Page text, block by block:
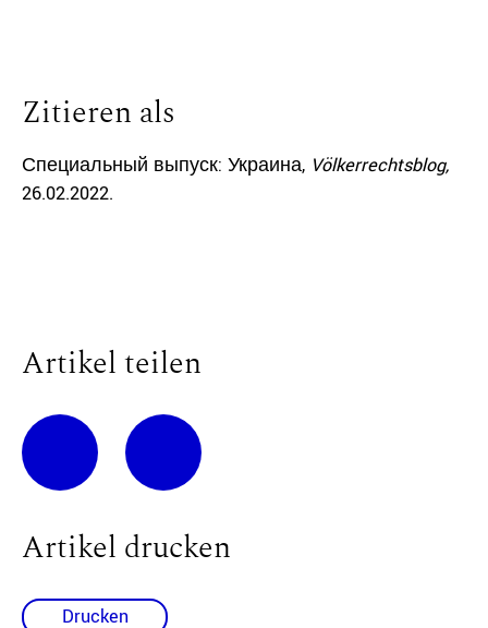
Zitieren als
Специальный выпуск: Украина, Völkerrechtsblog,
26.02.2022.
Artikel teilen
Artikel drucken
Drucken